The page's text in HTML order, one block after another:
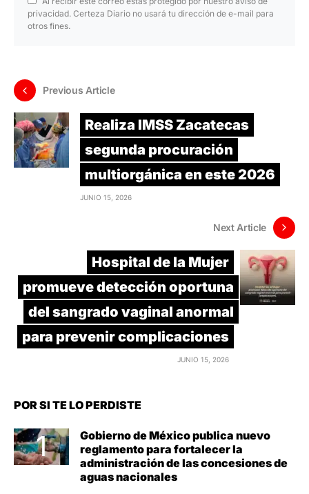
privacidad. Certeza Diario no usará tu dirección de e-mail para
otros fines.
Previous Article
Realiza IMSS Zacatecas
segunda procuración
multiorgánica en este 2026
JUNIO 15, 2026
Next Article
Hospital de la Mujer
promueve detección oportuna
del sangrado vaginal anormal
para prevenir complicaciones
JUNIO 15, 2026
POR SI TE LO PERDISTE
Gobierno de México publica nuevo
reglamento para fortalecer la
administración de las concesiones de
aguas nacionales